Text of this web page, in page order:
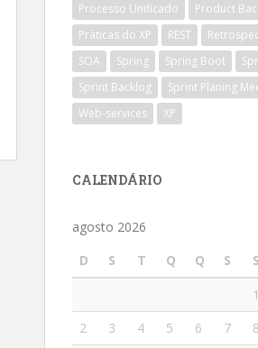
Processo Unificado
Product
Práticas do XP
REST
SOA
Spring Spring Boot
Sprint Backlog
Sprint Planing
Web-services
XP
CALENDÁRIO
agosto 2026
D
S T Q Q S
S
1
2
3 4 5 6 7
8